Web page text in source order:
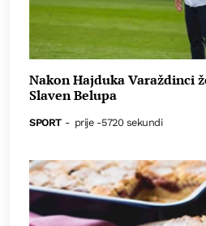
Nakon Hajduka Varaždinci
Slaven Belupa
SPORT - prije -5720 sekundi